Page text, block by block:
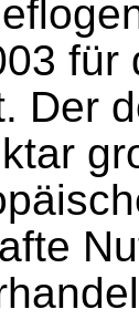
für
Der